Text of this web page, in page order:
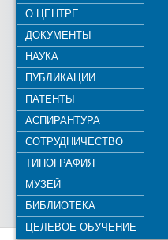
О ЦЕНТРЕ
ДОКУМЕНТЫ
НАУКА
ПУБЛИКАЦИИ
ПАТЕНТЫ
АСПИРАНТУРА
СОТРУДНИЧЕСТВО
ТИПОГРАФИЯ
МУЗЕЙ
БИБЛИОТЕКА
ЦЕЛЕВОЕ ОБУЧЕНИЕ